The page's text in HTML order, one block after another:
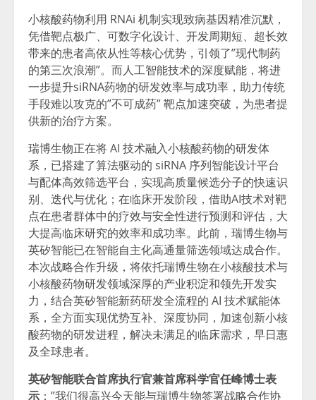
小核酸药物利用 RNAi 机制实现致病基因精准沉默，
凭借靶点极广、可数字化设计、开发周期短、超长效
带来的患者高依从性等核心优势，引领了”现代制药
的第三次浪潮”。而人工智能技术的深度赋能，将进
一步提升siRNA药物的研发效率与成功率，助力传统
手段难以攻克的”不可成药” 靶点加速突破，为患者提
供新的治疗方案。
瑞博生物正在将 AI 技术融入小核酸药物的研发体
系，已搭建了算法驱动的 siRNA 序列智能设计平台
与配体高效筛选平台，实现高质量候选分子的快速识
别、迭代与优化；在临床开发阶段，借助AI技术对靶
点在患者群体中的疗效与安全性进行预测和评估，大
大提高临床研究的效率和成功率。此前，瑞博生物与
英矽智能已在智能自主化高通量筛选领域达成合作。
本次战略合作升级，将依托瑞博生物在小核酸技术与
小核酸药物研发领域深厚的产业积淀和领先开发实
力，结合英矽智能新药研发全流程的 AI 技术赋能体
系，全方面实现优势互补、深度协同，加速创新小核
酸药物的研发进程，解决未满足的临床需求，早日惠
及全球患者。
英矽智能联合首席执行官兼首席科学官任峰博士表
示 ：”我们很高兴今天能与瑞博生物签署战略合作协